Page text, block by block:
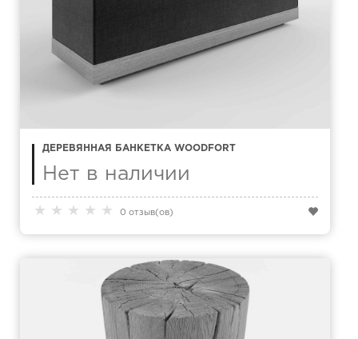
★ ★ ★ ★ ★ 0 отзыв(ов)
ДЕРЕВЯННАЯ БАНКЕТКА WOODFORT
Нет в наличии